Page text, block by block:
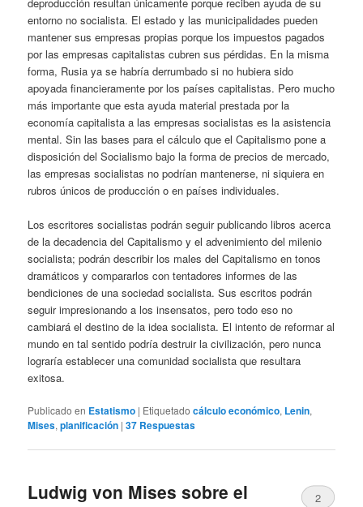
entorno no socialista. El estado y las municipalidades pueden
mantener sus empresas propias porque los impuestos pagados
por las empresas capitalistas cubren sus pérdidas. En la misma
forma, Rusia ya se habría derrumbado si no hubiera sido
apoyada financieramente por los países capitalistas. Pero mucho
más importante que esta ayuda material prestada por la
economía capitalista a las empresas socialistas es la asistencia
mental. Sin las bases para el cálculo que el Capitalismo pone a
disposición del Socialismo bajo la forma de precios de mercado,
las empresas socialistas no podrían mantenerse, ni siquiera en
rubros únicos de producción o en países individuales.
Los escritores socialistas podrán seguir publicando libros acerca
de la decadencia del Capitalismo y el advenimiento del milenio
socialista; podrán describir los males del Capitalismo en tonos
dramáticos y compararlos con tentadores informes de las
bendiciones de una sociedad socialista. Sus escritos podrán
seguir impresionando a los insensatos, pero todo eso no
cambiará el destino de la idea socialista. El intento de reformar al
mundo en tal sentido podría destruir la civilización, pero nunca
lograría establecer una comunidad socialista que resultara
exitosa.
Publicado en Estatismo | Etiquetado cálculo económico, Lenin,
Mises,planificación |37 Respuestas
Ludwig von Mises sobre el
2